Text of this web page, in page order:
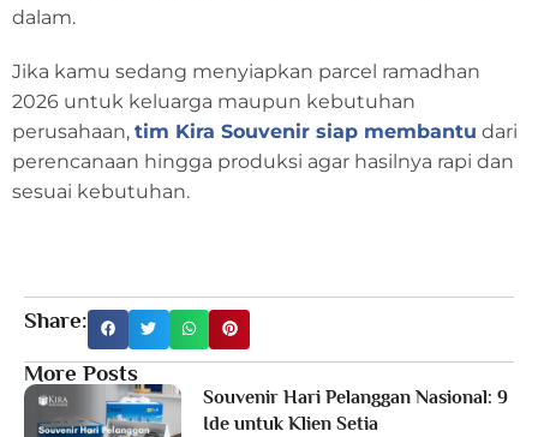
dalam.
Jika kamu sedang menyiapkan parcel ramadhan
2026 untuk keluarga maupun kebutuhan
perusahaan, tim Kira Souvenir siap membantu dari
perencanaan hingga produksi agar hasilnya rapi dan
sesuai kebutuhan.
Share:
More Posts
Souvenir Hari Pelanggan Nasional: 9
Ide untuk Klien Setia